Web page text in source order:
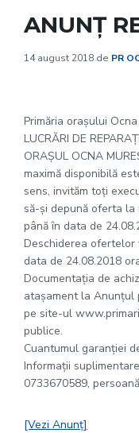
ANUNȚ
14 august 2018 de PR
Primăria oraşului
LUCRĂRI DE
ORAŞUL OCNA
maximă disponibilă
sens, invităm toţi
să-şi depună oferta la
până în data de
Deschiderea
data de 24.08.2018
Documentația de
atașament la Anunțul
pe site-ul
publice.
Cuantumul garanţiei
Informaţii
0733670589,
[Vezi Anunț]